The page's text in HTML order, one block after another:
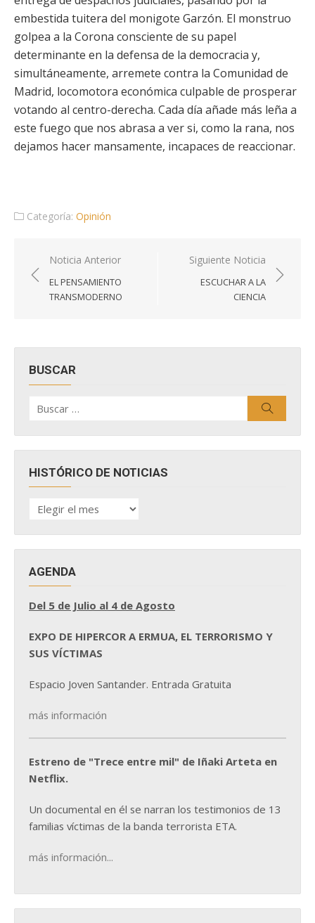
embestida tuitera del monigote Garzón. El monstruo
golpea a la Corona consciente de su papel
determinante en la defensa de la democracia y,
simultáneamente, arremete contra la Comunidad de
Madrid, locomotora económica culpable de prosperar
votando al centro-derecha. Cada día añade más leña a
este fuego que nos abrasa a ver si, como la rana, nos
dejamos hacer mansamente, incapaces de reaccionar.
Categoría: Opinión
Navegación
de
entradas
Noticia Anterior
EL PENSAMIENTO
TRANSMODERNO
Siguiente Noticia
ESCUCHAR A LA
CIENCIA
BUSCAR
por:
HISTÓRICO DE NOTICIAS
HISTÓRICO
DE
AGENDA
Del 5 de Julio al 4 de Agosto
EXPO DE HIPERCOR A ERMUA, EL TERRORISMO Y
SUS VÍCTIMAS
Espacio Joven Santander. Entrada Gratuita
más información
Estreno de "Trece entre mil" de Iñaki Arteta en
Netflix.
Un documental en él se narran los testimonios de 13
familias víctimas de la banda terrorista ETA.
más información...